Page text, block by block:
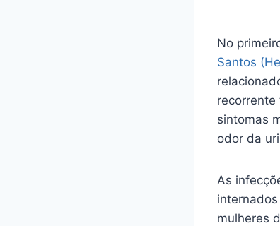
No
Santos
recorrente
sintomas
odor da
As
mulheres